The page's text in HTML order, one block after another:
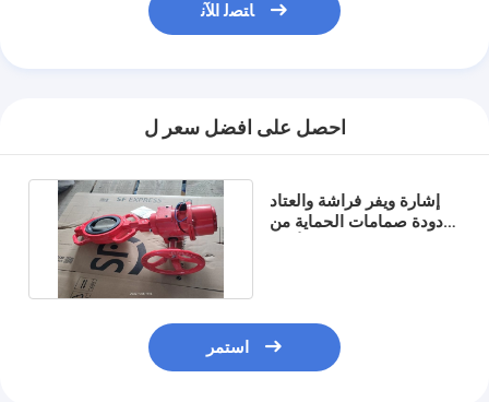
ﺎﺘﺼﻟ ﺍﻶﻧ
احصل على افضل سعر ل
إشارة ويفر فراشة والعتاد
دودة صمامات الحماية من
استمر